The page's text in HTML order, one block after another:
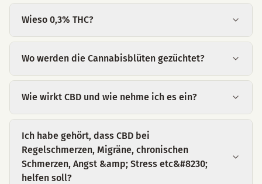
Wieso 0,3% THC?
Wo werden die Cannabisblüten gezüchtet?
Wie wirkt CBD und wie nehme ich es ein?
Ich habe gehört, dass CBD bei
Regelschmerzen, Migräne, chronischen
Schmerzen, Angst &amp; Stress etc&#8230;
helfen soll?